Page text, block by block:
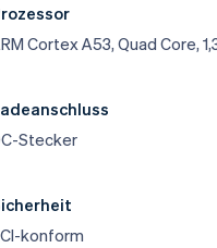
Cortex A53, Quad Core,
Stecker
konform